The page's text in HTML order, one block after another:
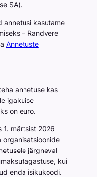
SA).
annetusi kasutame
– Randvere
Annetuste
annetuse kas
igakuise
on euro.
1. märtsist 2026
organisatsioonide
järgneval
kui
enda isikukoodi.